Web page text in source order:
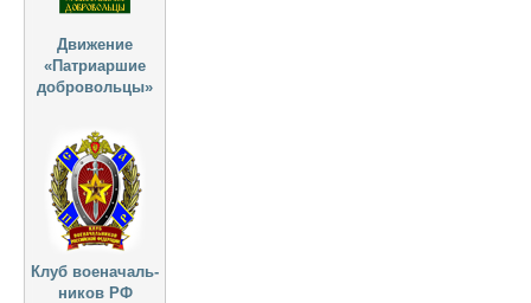
Движение
«Патриаршие
добровольцы»
Клуб военачаль-
ников РФ